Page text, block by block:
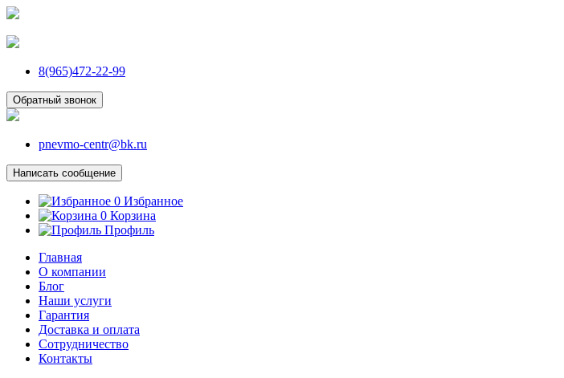
8(965)472-22-99
Обратный звонок
pnevmo-centr@bk.ru
Написать сообщение
0 Избранное
0 Корзина
Профиль
Главная
О компании
Блог
Наши услуги
Гарантия
Доставка и оплата
Сотрудничество
Контакты